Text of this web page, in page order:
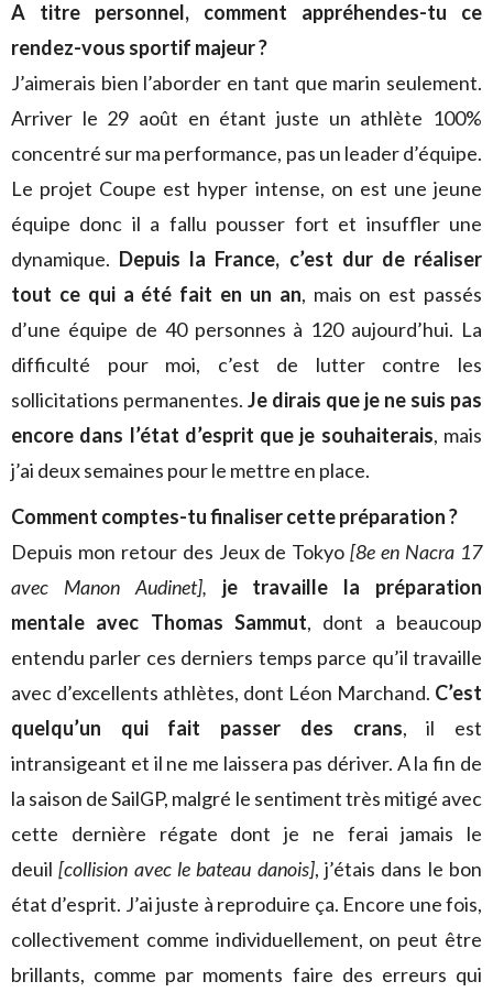
A titre personnel, comment appréhendes-tu ce
rendez-vous sportif majeur ?
J’aimerais bien l’aborder en tant que marin seulement.
Arriver le 29 août en étant juste un athlète 100%
concentré sur ma performance, pas un leader d’équipe.
Le projet Coupe est hyper intense, on est une jeune
équipe donc il a fallu pousser fort et insuffler une
dynamique. Depuis la France, c’est dur de réaliser
tout ce qui a été fait en un an, mais on est passés
d’une équipe de 40 personnes à 120 aujourd’hui. La
difficulté pour moi, c’est de lutter contre les
sollicitations permanentes. Je dirais que je ne suis pas
encore dans l’état d’esprit que je souhaiterais, mais
j’ai deux semaines pour le mettre en place.
Comment comptes-tu finaliser cette préparation ?
Depuis mon retour des Jeux de Tokyo[8e en Nacra 17
avec Manon Audinet],
je travaille la préparation
mentale avec Thomas Sammut, dont a beaucoup
entendu parler ces derniers temps parce qu’il travaille
avec d’excellents athlètes, dont Léon Marchand. C’est
quelqu’un qui fait passer des crans, il est
intransigeant et il ne me laissera pas dériver. A la fin de
la saison de SailGP, malgré le sentiment très mitigé avec
cette dernière régate dont je ne ferai jamais le
deuil[collision avec le bateau danois], j’étais dans le bon
état d’esprit. J’ai juste à reproduire ça. Encore une fois,
collectivement comme individuellement, on peut être
brillants, comme par moments faire des erreurs qui